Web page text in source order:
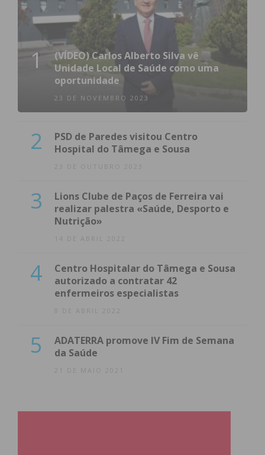
1
(VÍDEO) Carlos Alberto Silva vê
Unidade Local de Saúde como uma
oportunidade
23 DE NOVEMBRO 2023
2
PSD de Paredes visitou Centro
Hospital do Tâmega e Sousa
23 DE OUTUBRO 2023
3
Lions Clube de Paços de Ferreira vai
realizar palestra «Saúde, Desporto e
Nutrição»
14 DE ABRIL 2022
4
Centro Hospitalar do Tâmega e Sousa
autorizado a contratar 42
enfermeiros especialistas
8 DE ABRIL 2022
5
ADATERRA promove IV Fim de Semana
da Saúde
21 DE MAIO 2021